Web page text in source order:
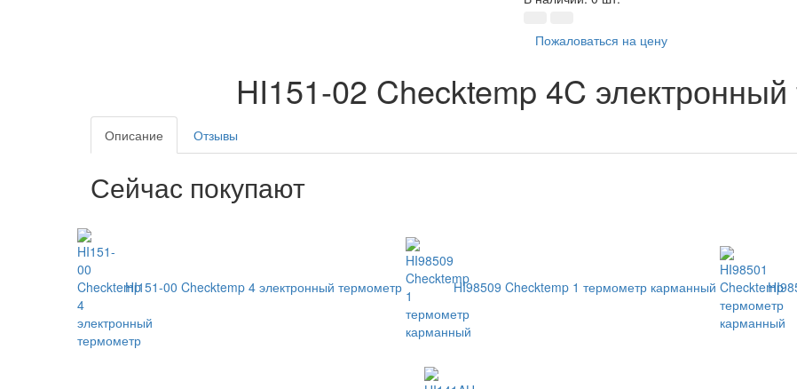
Пожаловаться на цену
HI151-02 Checktemp 4C
Описание Отзывы
Сейчас покупают
HI151-00 Checktemp 4 электронный термометр HI98509 Checktemp 1 термометр карманный